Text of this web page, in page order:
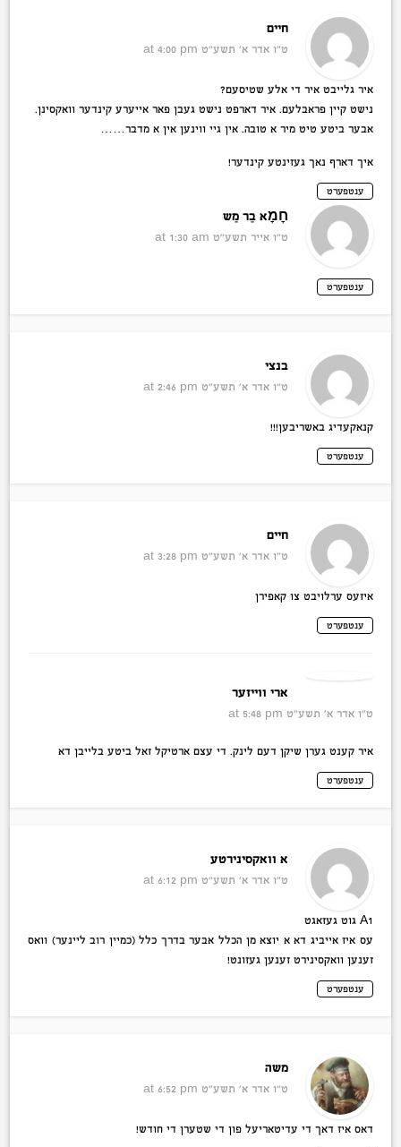
חיים
ט״ו אדר א׳ תשע״ט
איר גלייבט איר די אלע שטיסעם?
נישט קיין פראבלעם. איר דארפט נישט געבן פאר אייערע קינדער וואקסינן.
אבער ביטע טיט מיר א טובה. אין גיי ווינען אין א מדבר……
איך דארף נאך געזינטע קינדער!
ענטפערט
חׇמׇא בַּר מַשׁ
ט״ו אייר תשע״ט
ענטפערט
בנצי
ט״ו אדר א׳ תשע״ט
קנאקעדיג באשריבען!!!
ענטפערט
חיים
ט״ו אדר א׳ תשע״ט
איזעס ערלויבט צו קאפירן
ענטפערט
ארי ווייזער
ט״ו אדר א׳ תשע״ט
איר קענט גערן שיקן דעם לינק. די עצם ארטיקל זאל ביטע בלייבן דא
ענטפערט
א וואקסינירטע
ט״ו אדר א׳ תשע״ט
A1 גוט געזאגט
עס איז אייביג דא א יוצא מן הכלל אבער בדרך כלל (כמיין רוב ליינער) וואס
זענען וואקסינירט זענען געזונט!
ענטפערט
משה
ט״ו אדר א׳ תשע״ט
דאס איז דאך די עדיטאריעל פון די שטערן די חודש!